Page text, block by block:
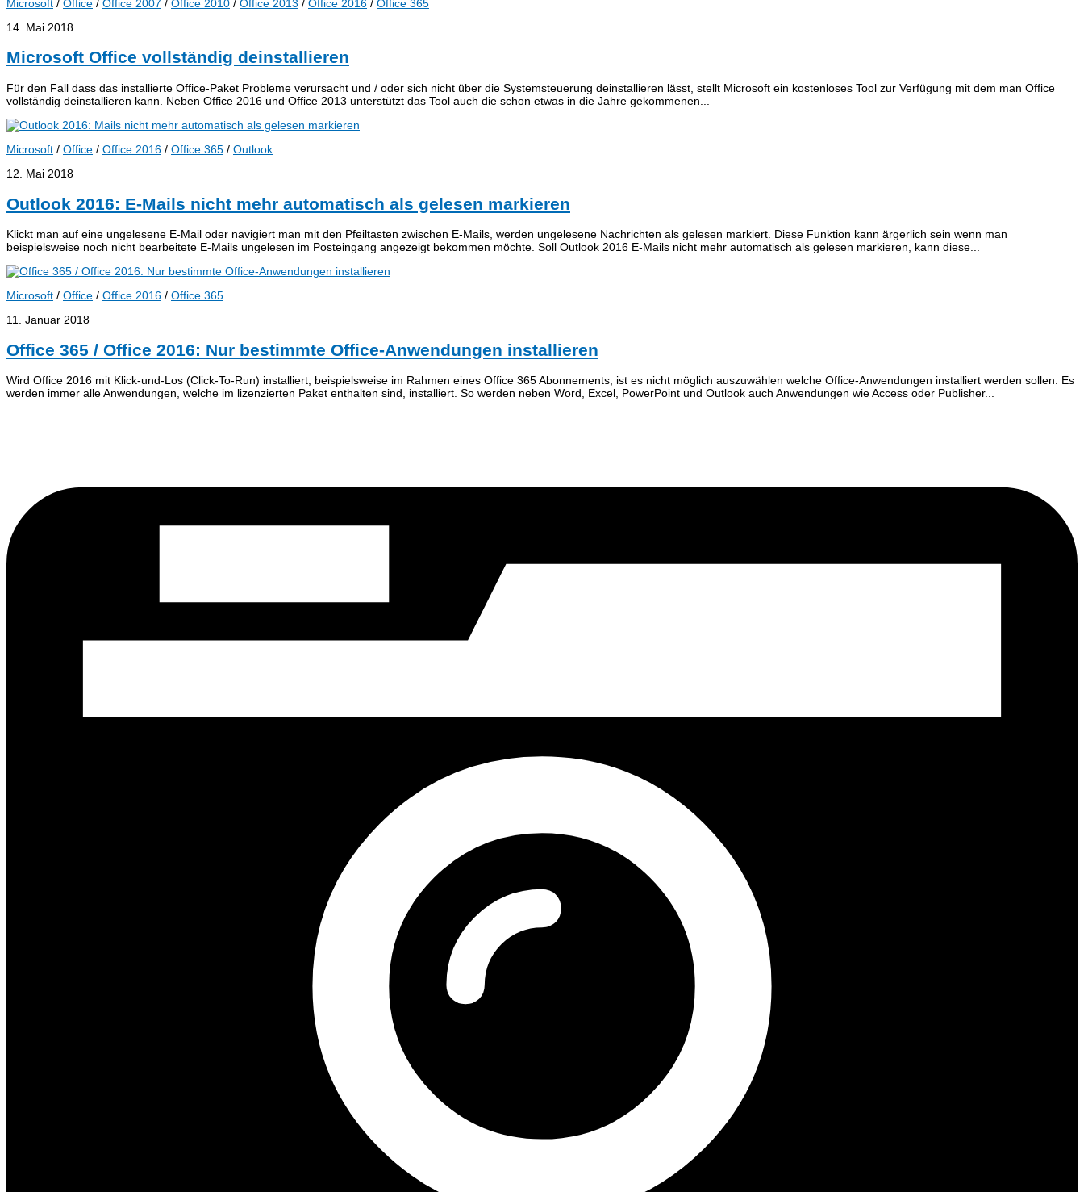
Microsoft / Office / Office 2007 / Office 2010 / Office 2013 / Office 2016 / Office 365
14. Mai 2018
Microsoft Office vollständig deinstallieren
Für den Fall dass das installierte Office-Paket Probleme verursacht und / oder sich nicht über die Systemsteuerung deinstallieren lässt, stellt Microsoft ein kostenloses Tool zur Verfügung mit dem man Office
vollständig deinstallieren kann. Neben Office 2016 und Office 2013 unterstützt das Tool auch die schon etwas in die Jahre gekommenen...
Microsoft / Office / Office 2016 / Office 365 / Outlook
12. Mai 2018
Outlook 2016: E-Mails nicht mehr automatisch als gelesen markieren
Klickt man auf eine ungelesene E-Mail oder navigiert man mit den Pfeiltasten zwischen E-Mails, werden ungelesene Nachrichten als gelesen markiert. Diese Funktion kann ärgerlich sein wenn man
beispielsweise noch nicht bearbeitete E-Mails ungelesen im Posteingang angezeigt bekommen möchte. Soll Outlook 2016 E-Mails nicht mehr automatisch als gelesen markieren, kann diese...
Microsoft / Office / Office 2016 / Office 365
11. Januar 2018
Office 365 / Office 2016: Nur bestimmte Office-Anwendungen installieren
Wird Office 2016 mit Klick-und-Los (Click-To-Run) installiert, beispielsweise im Rahmen eines Office 365 Abonnements, ist es nicht möglich auszuwählen welche Office-Anwendungen installiert werden sollen. Es
werden immer alle Anwendungen, welche im lizenzierten Paket enthalten sind, installiert. So werden neben Word, Excel, PowerPoint und Outlook auch Anwendungen wie Access oder Publisher...